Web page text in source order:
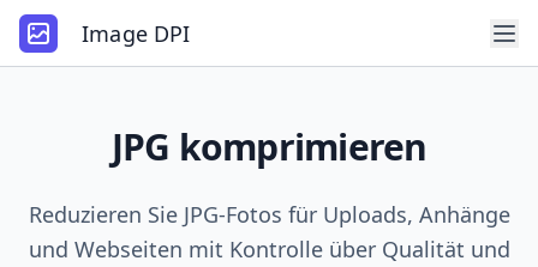
Image DPI
JPG komprimieren
Reduzieren Sie JPG-Fotos für Uploads, Anhänge
und Webseiten mit Kontrolle über Qualität und